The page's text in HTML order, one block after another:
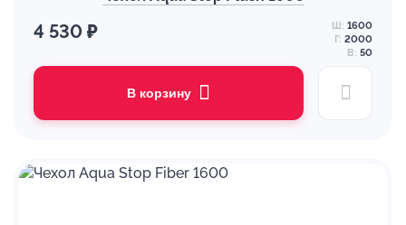
4 530 ₽ Ш: 1600
Г: 2000
В: 50
В корзину